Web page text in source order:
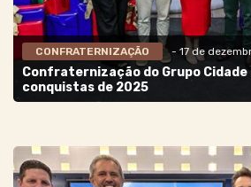
CONFRATERNIZAÇÃO - 17 de
Confraternização do Grupo Cidade
conquistas de 2025